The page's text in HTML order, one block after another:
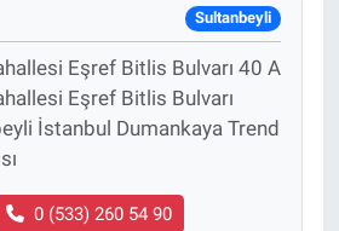
Sultanbeyli
Eşref Bitlis Bulvarı 40 A
Eşref Bitlis Bulvarı
İstanbul Dumankaya Trend
0 (533) 260 54 90